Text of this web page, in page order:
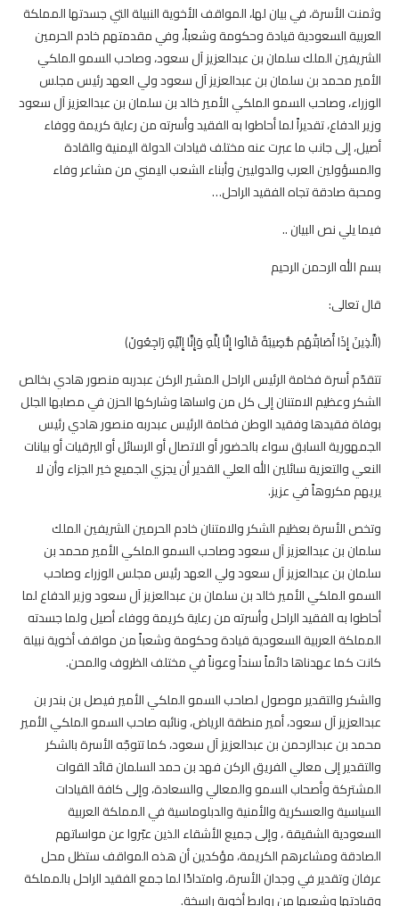
وثمنت الأسرة، في بيان لها، المواقف الأخوية النبيلة التي جسدتها المملكة
العربية السعودية قيادة وحكومة وشعباً، وفي مقدمتهم خادم الحرمين
الشريفين الملك سلمان بن عبدالعزيز آل سعود، وصاحب السمو الملكي
الأمير محمد بن سلمان بن عبدالعزيز آل سعود ولي العهد رئيس مجلس
الوزراء، وصاحب السمو الملكي الأمير خالد بن سلمان بن عبدالعزيز آل سعود
وزير الدفاع، تقديراً لما أحاطوا به الفقيد وأسرته من رعاية كريمة ووفاء
أصيل، إلى جانب ما عبرت عنه مختلف قيادات الدولة اليمنية والقادة
والمسؤولين العرب والدوليين وأبناء الشعب اليمني من مشاعر وفاء
ومحبة صادقة تجاه الفقيد الراحل…
فيما يلي نص البيان ..
بسم الله الرحمن الرحيم
قال تعالى:
﴿الَّذِينَ إِذَا أَصَابَتْهُم مُّصِيبَةٌ قَالُوا إِنَّا لِلَّهِ وَإِنَّا إِلَيْهِ رَاجِعُونَ﴾
تتقدّم أسرة فخامة الرئيس الراحل المشير الركن عبدربه منصور هادي بخالص
الشكر وعظيم الامتنان إلى كل من واساها وشاركها الحزن في مصابها الجلل
بوفاة فقيدها وفقيد الوطن فخامة الرئيس عبدربه منصور هادي رئيس
الجمهورية السابق سواء بالحضور أو الاتصال أو الرسائل أو البرقيات أو بيانات
النعي والتعزية سائلين الله العلي القدير أن يجزي الجميع خير الجزاء وأن لا
يريهم مكروهاً في عزيز.
وتخص الأسرة بعظيم الشكر والامتنان خادم الحرمين الشريفين الملك
سلمان بن عبدالعزيز آل سعود وصاحب السمو الملكي الأمير محمد بن
سلمان بن عبدالعزيز آل سعود ولي العهد رئيس مجلس الوزراء وصاحب
السمو الملكي الأمير خالد بن سلمان بن عبدالعزيز آل سعود وزير الدفاع لما
أحاطوا به الفقيد الراحل وأسرته من رعاية كريمة ووفاء أصيل ولما جسدته
المملكة العربية السعودية قيادة وحكومة وشعباً من مواقف أخوية نبيلة
كانت كما عهدناها دائماً سنداً وعوناً في مختلف الظروف والمحن.
والشكر والتقدير موصول لصاحب السمو الملكي الأمير فيصل بن بندر بن
عبدالعزيز آل سعود، أمير منطقة الرياض، ونائبه صاحب السمو الملكي الأمير
محمد بن عبدالرحمن بن عبدالعزيز آل سعود، كما تتوجّه الأسرة بالشكر
والتقدير إلى معالي الفريق الركن فهد بن حمد السلمان قائد القوات
المشتركة وأصحاب السمو والمعالي والسعادة، وإلى كافة القيادات
السياسية والعسكرية والأمنية والدبلوماسية في المملكة العربية
السعودية الشقيقة ، وإلى جميع الأشقاء الذين عبّروا عن مواساتهم
الصادقة ومشاعرهم الكريمة، مؤكدين أن هذه المواقف ستظل محل
عرفان وتقدير في وجدان الأسرة، وامتدادًا لما جمع الفقيد الراحل بالمملكة
وقيادتها وشعبها من روابط أخوية راسخة.